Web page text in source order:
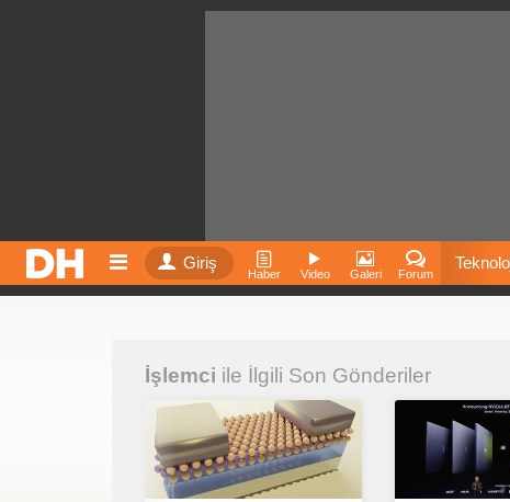
Giriş
Haber Video Galeri Forum
İşlemci ile İlgili Son Gönderiler